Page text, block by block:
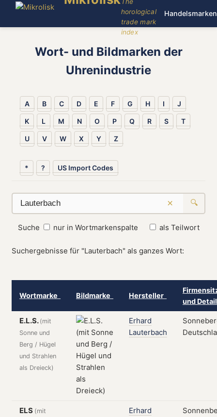
horological
trade mark
index
Handelsmarken
Wort- und Bildmarken der
Uhrenindustrie
A B C D E F G H I J
K L M N O P Q R S T
U V W X Y Z
* ? US Import Codes
× 🔍
Suche nur in Wortmarkenspalte als Teilwort
Suchergebnisse für "Lauterbach" als ganzes Wort:
Wortmarke Bildmarke Hersteller
und
E.L.S. (mit
Sonne und
Berg / Hügel
und Strahlen
als Dreieck)
Erhard
Lauterbach
ELS (mit
Erhard